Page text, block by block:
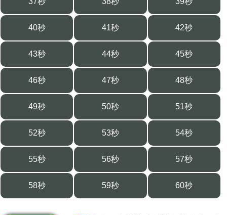
40秒 41秒 42秒
43秒 44秒 45秒
46秒 47秒 48秒
49秒 50秒 51秒
52秒 53秒 54秒
55秒 56秒 57秒
58秒 59秒 60秒